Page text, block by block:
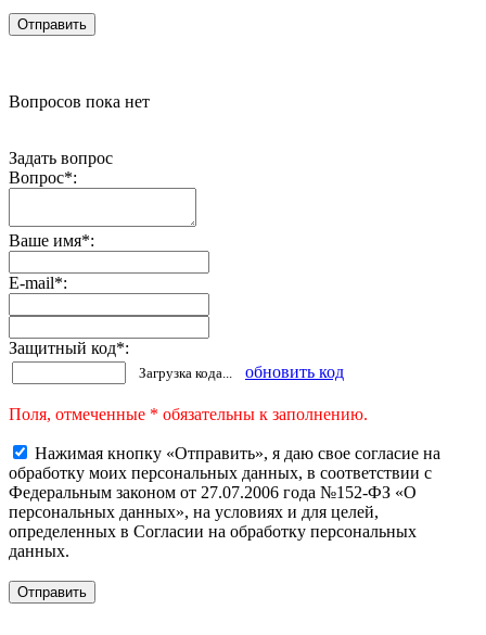
Вопросов пока нет
Задать вопрос
Вопрос*:
Ваше имя*:
E-mail*:
Защитный код*:
Загрузка кода... обновить код
Поля, отмеченные * обязательны к заполнению.
Нажимая кнопку «Отправить», я даю свое согласие на
обработку моих персональных данных, в соответствии с
Федеральным законом от 27.07.2006 года №152-ФЗ «О
персональных данных», на условиях и для целей,
определенных в Согласии на обработку персональных
данных.